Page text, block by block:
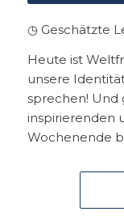
◷ Geschätzte
Heute ist
unsere
sprechen! Und
inspirierenden
Wochenende